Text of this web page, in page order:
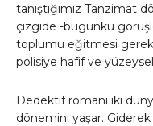
tanıştığımız Tanzimat
çizgide -bugünkü
toplumu eğitmesi
polisiye hafif ve
Dedektif romanı iki
dönemini yaşar. Giderek